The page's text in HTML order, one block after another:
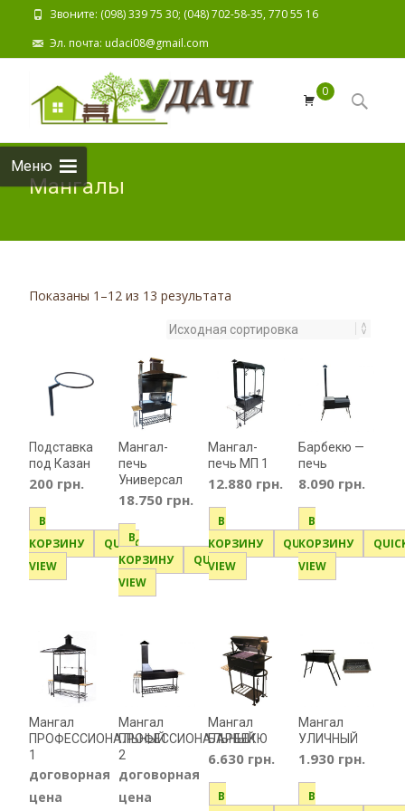
Звоните: (098) 339 75 30; (048) 702-58-35, 770 55 16
Эл. почта: udaci08@gmail.com
Меню
0
Поиск
Мангалы
Показаны 1–12 из 13 результата
Подставка
под Казан
200 грн.
В
КОРЗИНУ
QUICK
VIEW
Мангал-
печь
Универсал
18.750 грн.
В
КОРЗИНУ
QUICK
VIEW
Мангал-
печь МП 1
12.880 грн.
В
КОРЗИНУ
QUICK
VIEW
Барбекю —
печь
8.090 грн.
В
КОРЗИНУ
VIEW
Мангал
ПРОФЕССИОНАЛЬНЫЙ
1
договорная
цена
Мангал
ПРОФЕССИОНАЛЬНЫЙ
2
договорная
цена
Мангал
БАРБЕКЮ
6.630 грн.
В
Мангал
УЛИЧНЫЙ
1.930 грн.
В